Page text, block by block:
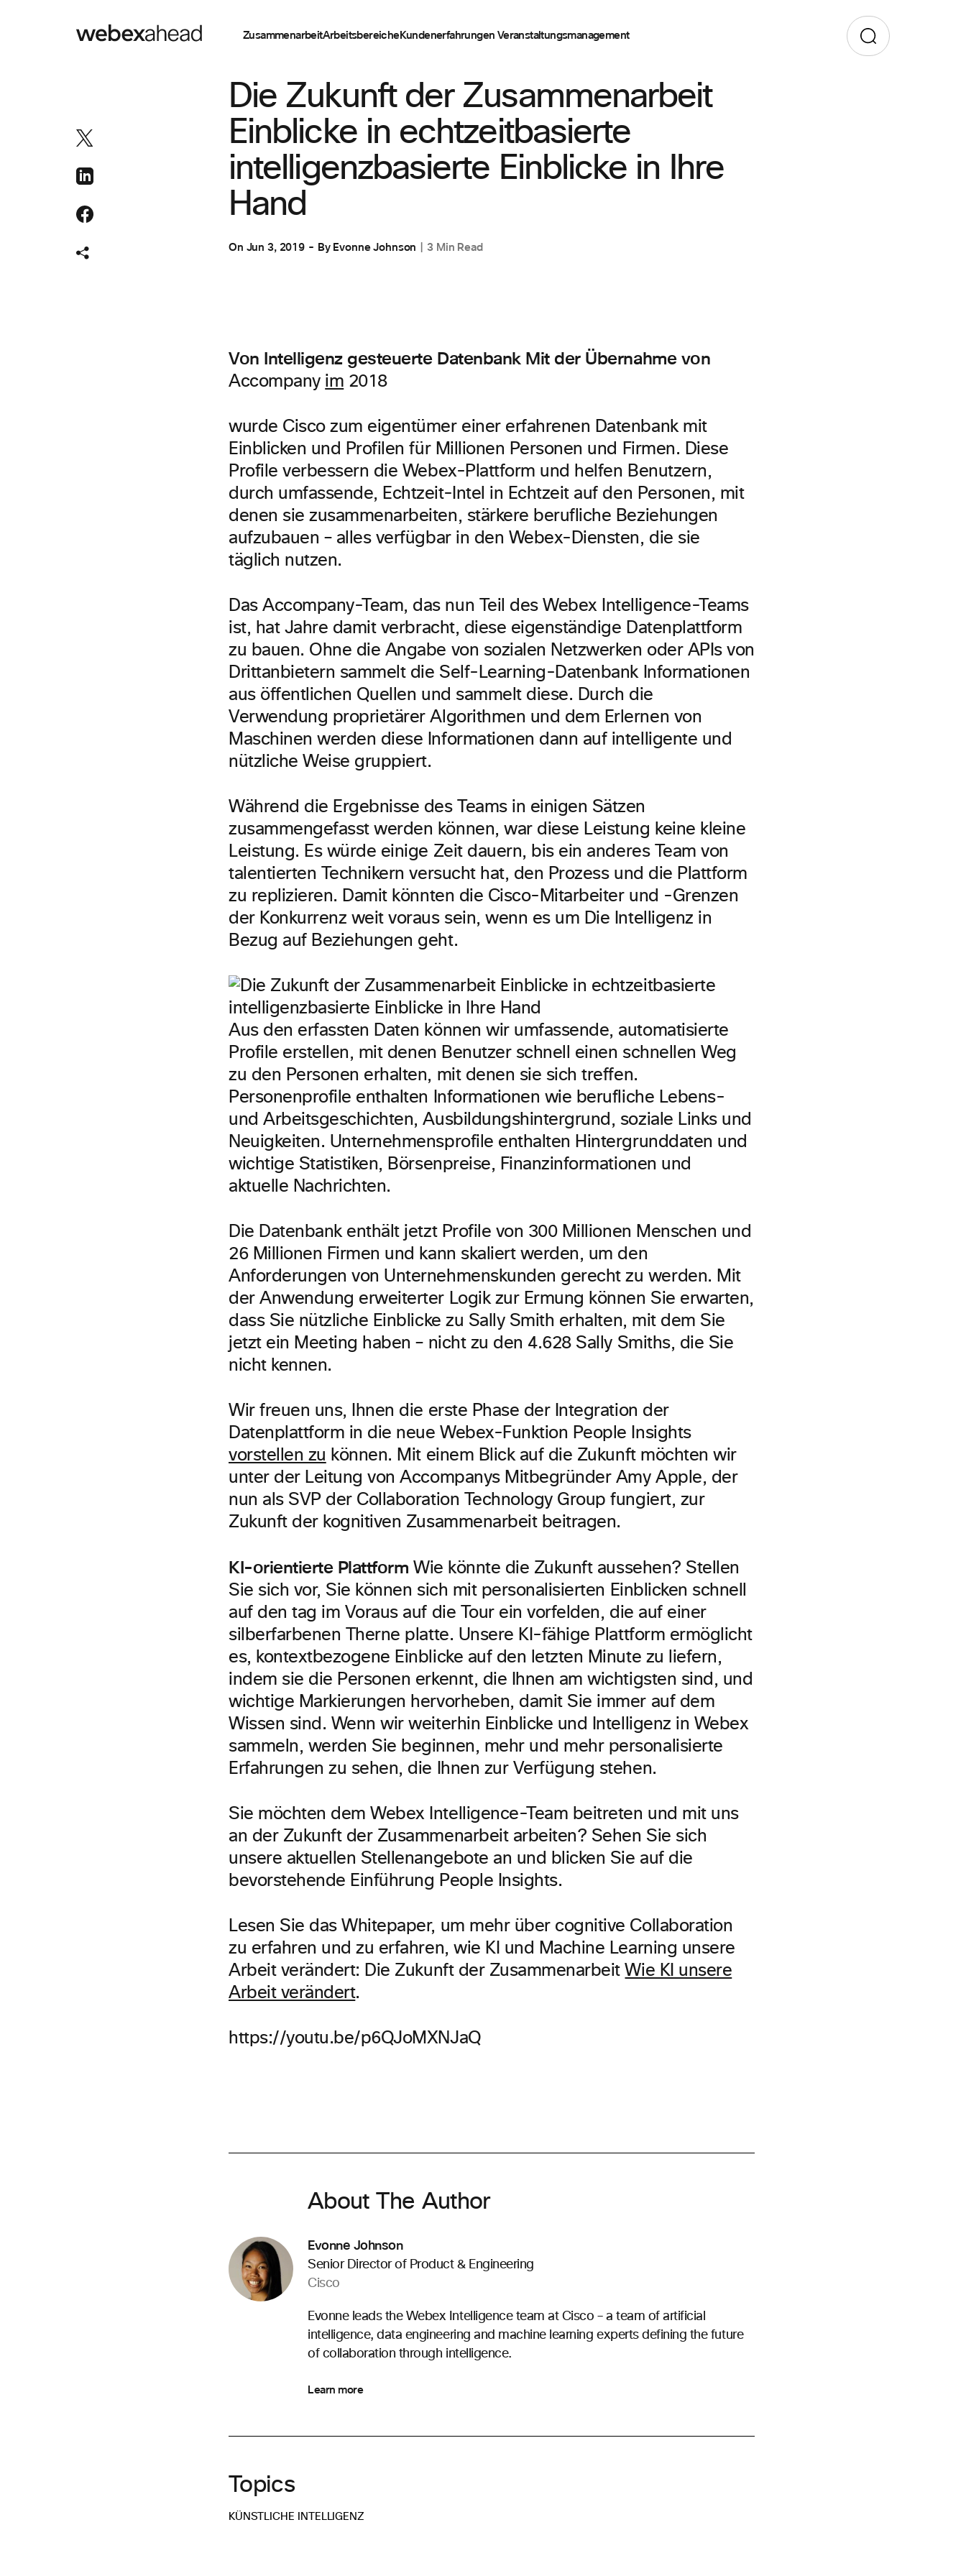
ZusammenarbeitArbeitsbereicheKundenerfahrungen Veranstaltungsmanagement
Die Zukunft der Zusammenarbeit
Einblicke in echtzeitbasierte
intelligenzbasierte Einblicke in Ihre
Hand
On Jun 3, 2019 By Evonne Johnson 3 Min Read
Von Intelligenz gesteuerte Datenbank Mit der Übernahme von
Accompany im 2018
wurde Cisco zum eigentümer einer erfahrenen Datenbank mit
Einblicken und Profilen für Millionen Personen und Firmen. Diese
Profile verbessern die Webex-Plattform und helfen Benutzern,
durch umfassende, Echtzeit-Intel in Echtzeit auf den Personen, mit
denen sie zusammenarbeiten, stärkere berufliche Beziehungen
aufzubauen – alles verfügbar in den Webex-Diensten, die sie
täglich nutzen.
Das Accompany-Team, das nun Teil des Webex Intelligence-Teams
ist, hat Jahre damit verbracht, diese eigenständige Datenplattform
zu bauen. Ohne die Angabe von sozialen Netzwerken oder APIs von
Drittanbietern sammelt die Self-Learning-Datenbank Informationen
aus öffentlichen Quellen und sammelt diese. Durch die
Verwendung proprietärer Algorithmen und dem Erlernen von
Maschinen werden diese Informationen dann auf intelligente und
nützliche Weise gruppiert.
Während die Ergebnisse des Teams in einigen Sätzen
zusammengefasst werden können, war diese Leistung keine kleine
Leistung. Es würde einige Zeit dauern, bis ein anderes Team von
talentierten Technikern versucht hat, den Prozess und die Plattform
zu replizieren. Damit könnten die Cisco-Mitarbeiter und -Grenzen
der Konkurrenz weit voraus sein, wenn es um Die Intelligenz in
Bezug auf Beziehungen geht.
Aus den erfassten Daten können wir umfassende, automatisierte
Profile erstellen, mit denen Benutzer schnell einen schnellen Weg
zu den Personen erhalten, mit denen sie sich treffen.
Personenprofile enthalten Informationen wie berufliche Lebens-
und Arbeitsgeschichten, Ausbildungshintergrund, soziale Links und
Neuigkeiten. Unternehmensprofile enthalten Hintergrunddaten und
wichtige Statistiken, Börsenpreise, Finanzinformationen und
aktuelle Nachrichten.
Die Datenbank enthält jetzt Profile von 300 Millionen Menschen und
26 Millionen Firmen und kann skaliert werden, um den
Anforderungen von Unternehmenskunden gerecht zu werden. Mit
der Anwendung erweiterter Logik zur Ermung können Sie erwarten,
dass Sie nützliche Einblicke zu Sally Smith erhalten, mit dem Sie
jetzt ein Meeting haben – nicht zu den 4.628 Sally Smiths, die Sie
nicht kennen.
Wir freuen uns, Ihnen die erste Phase der Integration der
Datenplattform in die neue Webex-Funktion People Insights
vorstellen zu können. Mit einem Blick auf die Zukunft möchten wir
unter der Leitung von Accompanys Mitbegründer Amy Apple, der
nun als SVP der Collaboration Technology Group fungiert, zur
Zukunft der kognitiven Zusammenarbeit beitragen.
KI-orientierte Plattform Wie könnte die Zukunft aussehen? Stellen
Sie sich vor, Sie können sich mit personalisierten Einblicken schnell
auf den tag im Voraus auf die Tour ein vorfelden, die auf einer
silberfarbenen Therne platte. Unsere KI-fähige Plattform ermöglicht
es, kontextbezogene Einblicke auf den letzten Minute zu liefern,
indem sie die Personen erkennt, die Ihnen am wichtigsten sind, und
wichtige Markierungen hervorheben, damit Sie immer auf dem
Wissen sind. Wenn wir weiterhin Einblicke und Intelligenz in Webex
sammeln, werden Sie beginnen, mehr und mehr personalisierte
Erfahrungen zu sehen, die Ihnen zur Verfügung stehen.
Sie möchten dem Webex Intelligence-Team beitreten und mit uns
an der Zukunft der Zusammenarbeit arbeiten? Sehen Sie sich
unsere aktuellen Stellenangebote an und blicken Sie auf die
bevorstehende Einführung People Insights.
Lesen Sie das Whitepaper, um mehr über cognitive Collaboration
zu erfahren und zu erfahren, wie KI und Machine Learning unsere
Arbeit verändert: Die Zukunft der ZusammenarbeitWie KI unsere
Arbeit verändert.
https://youtu.be/p6QJoMXNJaQ
About The Author
Evonne Johnson
Senior Director of Product & Engineering
Cisco
Evonne leads the Webex Intelligence team at Cisco – a team of artificial
intelligence, data engineering and machine learning experts defining the future
of collaboration through intelligence.
Learn more
Topics
KÜNSTLICHE INTELLIGENZ